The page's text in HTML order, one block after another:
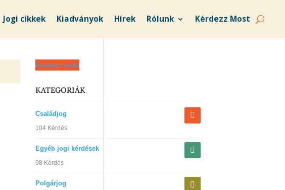
Jogi cikkek Kiadványok Hírek Rólunk Kérdezz Most
Kérdezz most
KATEGORIÁK
Családjog
104 Kérdés
Egyéb jogi kérdések
98 Kérdés
Polgárjog